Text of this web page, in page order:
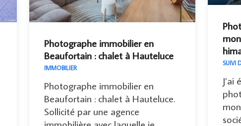
Photographe immobilier en
Beaufortain : chalet à Hauteluce
IMMOBILIER
Photographe immobilier en
Beaufortain : chalet à Hauteluce.
Sollicité par une agence
SUIVI